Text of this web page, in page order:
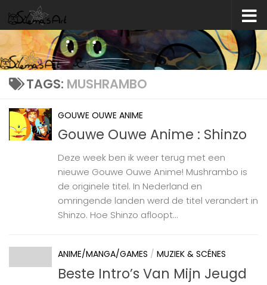
Skip to content
TAGS: MUSHRAMBO
GOUWE OUWE ANIME
Gouwe Ouwe Anime : Shinzo
Deze week ben ik weer terug met een
nieuwe Gouwe Ouwe Anime! Mushrambo is
de originele titel. In Nederland en
omringende landen werd de titel verandert in
Shinzo. Hoe Shinzo afloopt...
ANIME/MANGA/GAMES / MUZIEK & SCÉNES
Beste Intro’s Van Mijn Jeugd